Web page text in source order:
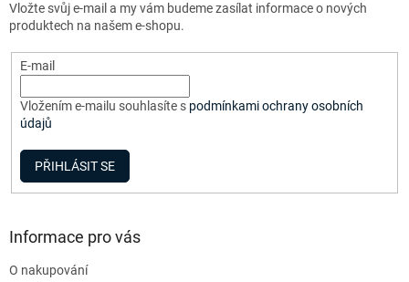
Vložte svůj e-mail a my vám budeme zasílat informace o nových
produktech na našem e-shopu.
E-mail
Vložením e-mailu souhlasíte s podmínkami ochrany osobních
údajů
PŘIHLÁSIT SE
Informace pro vás
O nakupování